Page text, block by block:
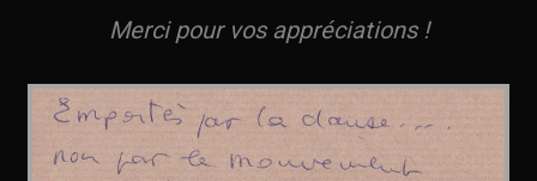
Merci pour vos appréciations !